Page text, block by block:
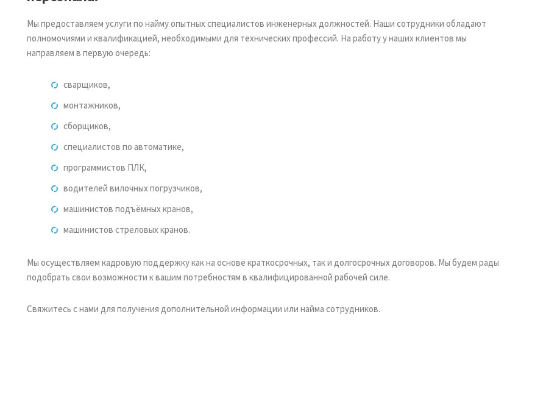
окно.
Мы предоставляем услуги по найму опытных специалистов инженерных должностей. Наши сотрудники обладают
полномочиями и квалификацией, необходимыми для технических профессий. На работу у наших клиентов мы
направляем в первую очередь:
сварщиков,
монтажников,
сборщиков,
специалистов по автоматике,
программистов ПЛК,
водителей вилочных погрузчиков,
машинистов подъёмных кранов,
машинистов стреловых кранов.
Мы осуществляем кадровую поддержку как на основе краткосрочных, так и долгосрочных договоров. Мы будем рады
подобрать свои возможности к вашим потребностям в квалифицированной рабочей силе.
Свяжитесь с нами для получения дополнительной информации или найма сотрудников.